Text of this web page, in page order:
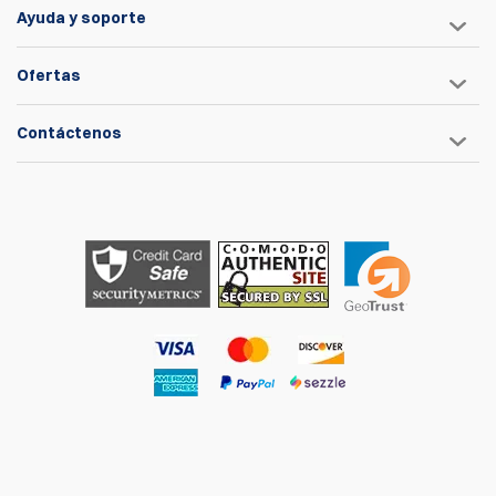
Ayuda y soporte
Ofertas
Contáctenos